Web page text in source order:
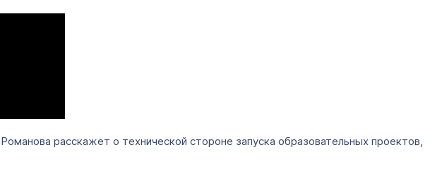
расскажет о технической стороне запуска образовательных проектов,